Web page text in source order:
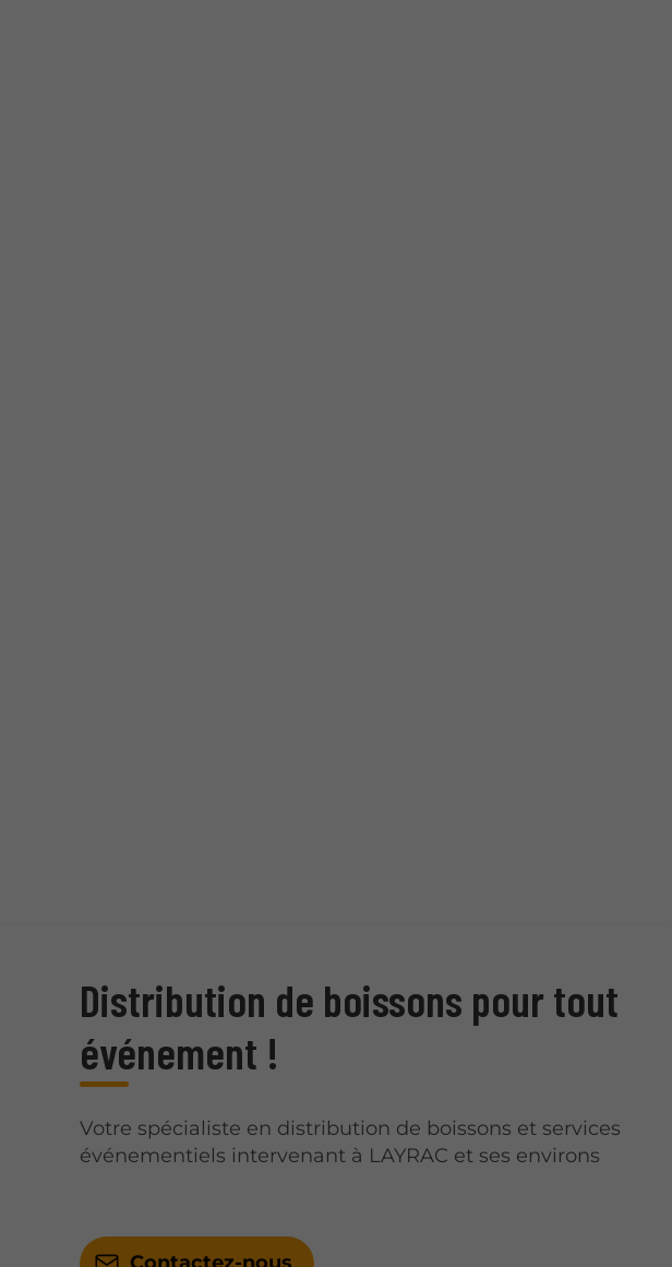
Distribution de boissons pour tout
événement !
Votre spécialiste en distribution de boissons et services
événementiels intervenant à LAYRAC et ses environs